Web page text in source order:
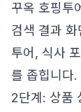
꾸옥 호핑투
검색 결과
투어, 식사
를 좁힙니다.
2단계: 상품